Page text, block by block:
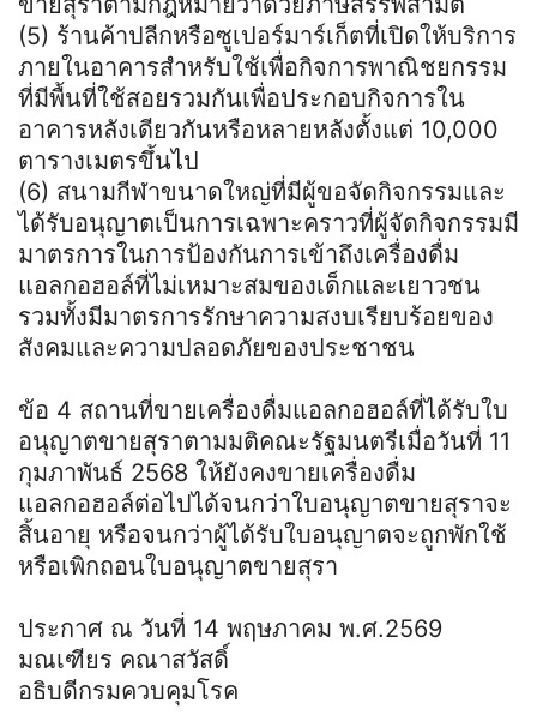
(5) ร้านค้าปลีกหรือซูเปอร์มาร์เก็ตที่เปิดให้บริการ
ภายในอาคารสำหรับใช้เพื่อกิจการพาณิชยกรรม
ที่มีพื้นที่ใช้สอยรวมกันเพื่อประกอบกิจการใน
อาคารหลังเดียวกันหรือหลายหลังตั้งแต่ 10,000
ตารางเมตรขึ้นไป
(6) สนามกีฬาขนาดใหญ่ที่มีผู้ขอจัดกิจกรรมและ
ได้รับอนุญาตเป็นการเฉพาะคราวที่ผู้จัดกิจกรรมมี
มาตรการในการป้องกันการเข้าถึงเครื่องดื่ม
แอลกอฮอล์ที่ไม่เหมาะสมของเด็กและเยาวชน
รวมทั้งมีมาตรการรักษาความสงบเรียบร้อยของ
สังคมและความปลอดภัยของประชาชน
ข้อ 4 สถานที่ขายเครื่องดื่มแอลกอฮอล์ที่ได้รับใบ
อนุญาตขายสุราตามมติคณะรัฐมนตรีเมื่อวันที่ 11
กุมภาพันธ์ 2568 ให้ยังคงขายเครื่องดื่ม
แอลกอฮอล์ต่อไปได้จนกว่าใบอนุญาตขายสุราจะ
สิ้นอายุ หรือจนกว่าผู้ได้รับใบอนุญาตจะถูกพักใช้
หรือเพิกถอนใบอนุญาตขายสุรา
ประกาศ ณ วันที่ 14 พฤษภาคม พ.ศ.2569
มณเฑียร คณาสวัสดิ์
อธิบดีกรมควบคุมโรค